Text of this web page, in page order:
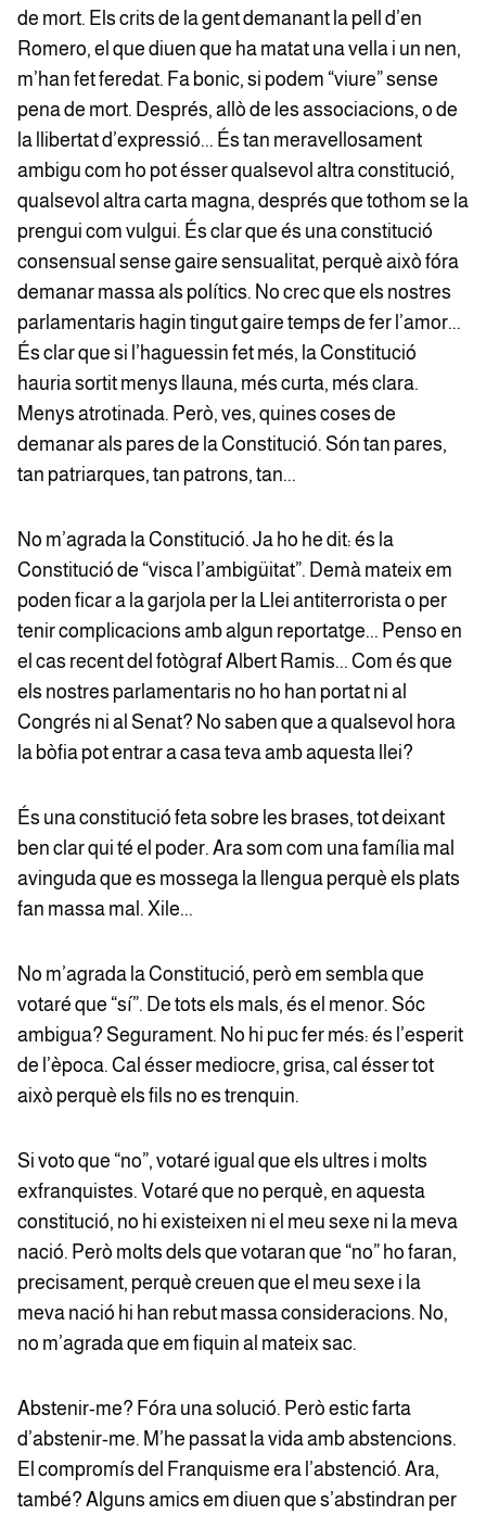
de mort. Els crits de la gent demanant la pell d’en
Romero, el que diuen que ha matat una vella i un nen,
m’han fet feredat. Fa bonic, si podem “viure” sense
pena de mort. Després, allò de les associacions, o de
la llibertat d’expressió... És tan meravellosament
ambigu com ho pot ésser qualsevol altra constitució,
qualsevol altra carta magna, després que tothom se la
prengui com vulgui. És clar que és una constitució
consensual sense gaire sensualitat, perquè això fóra
demanar massa als polítics. No crec que els nostres
parlamentaris hagin tingut gaire temps de fer l’amor...
És clar que si l’haguessin fet més, la Constitució
hauria sortit menys llauna, més curta, més clara.
Menys atrotinada. Però, ves, quines coses de
demanar als pares de la Constitució. Són tan pares,
tan patriarques, tan patrons, tan...
No m’agrada la Constitució. Ja ho he dit: és la
Constitució de “visca l’ambigüitat”. Demà mateix em
poden ficar a la garjola per la Llei antiterrorista o per
tenir complicacions amb algun reportatge... Penso en
el cas recent del fotògraf Albert Ramis... Com és que
els nostres parlamentaris no ho han portat ni al
Congrés ni al Senat? No saben que a qualsevol hora
la bòfia pot entrar a casa teva amb aquesta llei?
És una constitució feta sobre les brases, tot deixant
ben clar qui té el poder. Ara som com una família mal
avinguda que es mossega la llengua perquè els plats
fan massa mal. Xile...
No m’agrada la Constitució, però em sembla que
votaré que “sí”. De tots els mals, és el menor. Sóc
ambigua? Segurament. No hi puc fer més: és l’esperit
de l’època. Cal ésser mediocre, grisa, cal ésser tot
això perquè els fils no es trenquin.
Si voto que “no”, votaré igual que els ultres i molts
exfranquistes. Votaré que no perquè, en aquesta
constitució, no hi existeixen ni el meu sexe ni la meva
nació. Però molts dels que votaran que “no” ho faran,
precisament, perquè creuen que el meu sexe i la
meva nació hi han rebut massa consideracions. No,
no m’agrada que em fiquin al mateix sac.
Abstenir-me? Fóra una solució. Però estic farta
d’abstenir-me. M’he passat la vida amb abstencions.
El compromís del Franquisme era l’abstenció. Ara,
també? Alguns amics em diuen que s’abstindran per